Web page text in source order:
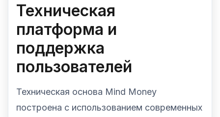
Техническая
платформа и
поддержка
пользователей
Техническая основа Mind Money
построена с использованием современных